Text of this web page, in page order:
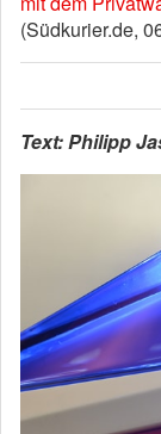
(Südkurier.de,
Text: Philipp